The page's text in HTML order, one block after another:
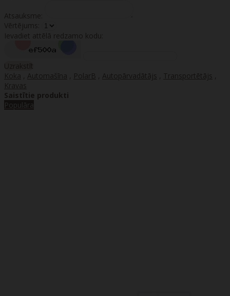
Atsauksme:
Vērtējums:
Ievadiet attēlā redzamo kodu:
Uzrakstīt
Koka
Automašīna PolarB Autopārvadātājs Transportētājs
Kravas
Saistītie produkti
Populāra